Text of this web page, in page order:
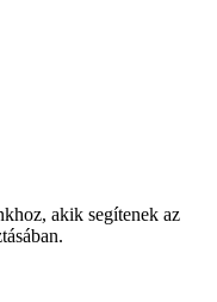
akik segítenek az